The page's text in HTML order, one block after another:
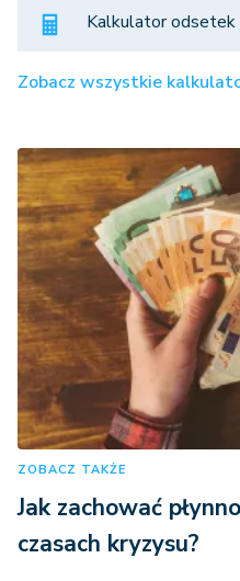
Kalkulator
Zobacz wszystkie
ZOBACZ TAKŻE
Jak zachować
czasach kryzysu?